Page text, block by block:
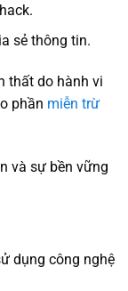
sẻ thông tin.
thất do hành vi
phần miễn trừ
và sự bền vững
dụng công nghệ